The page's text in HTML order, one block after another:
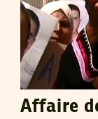
Affaire